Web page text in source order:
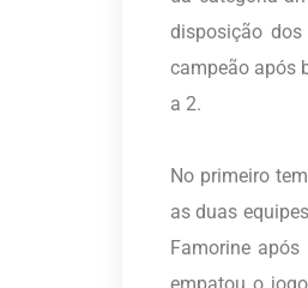
disposição
campeão após
a 2.
No primeiro
as duas
Famorine